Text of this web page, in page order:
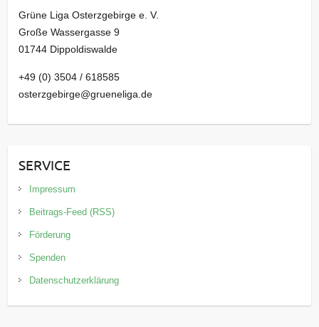
Grüne Liga Osterzgebirge e. V.
Große Wassergasse 9
01744 Dippoldiswalde
+49 (0) 3504 / 618585
osterzgebirge@grueneliga.de
SERVICE
Impressum
Beitrags-Feed (RSS)
Förderung
Spenden
Datenschutzerklärung